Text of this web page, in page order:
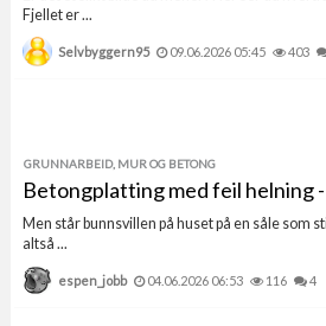
Fjellet er ...
Selvbyggern95 09.06.2026 05:45 403
GRUNNARBEID, MUR OG BETONG
Betongplatting med feil helning
Men står bunnsvillen på huset på en såle som
altså ...
espen_jobb 04.06.2026 06:53 116 4